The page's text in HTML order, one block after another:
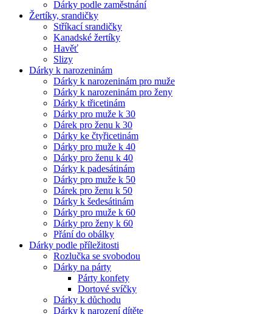
Dárky podle zaměstnání
Žertíky, srandičky
Stříkací srandičky
Kanadské žertíky
Havěť
Slizy
Dárky k narozeninám
Dárky k narozeninám pro muže
Dárky k narozeninám pro ženy
Dárky k třicetinám
Dárky pro muže k 30
Dárek pro ženu k 30
Dárky ke čtyřicetinám
Dárky pro muže k 40
Dárky pro ženu k 40
Dárky k padesátinám
Dárky pro muže k 50
Dárek pro ženu k 50
Dárky k šedesátinám
Dárky pro muže k 60
Dárky pro ženy k 60
Přání do obálky
Dárky podle příležitosti
Rozlučka se svobodou
Dárky na párty
Párty konfety
Dortové svíčky
Dárky k důchodu
Dárky k narození dítěte